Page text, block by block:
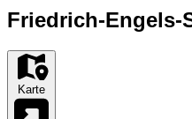
Friedrich-Engels-
Karte